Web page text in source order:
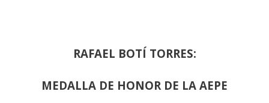
RAFAEL BOTÍ TORRES:
MEDALLA DE HONOR DE LA AEPE